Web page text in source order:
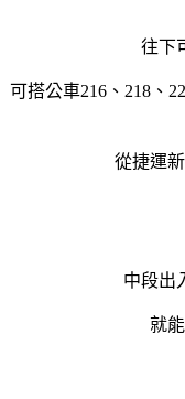
往下
可搭公車216、218、
從捷運
中段出
就